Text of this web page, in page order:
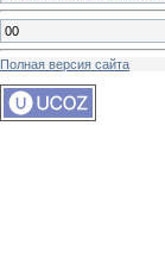
00
Полная версия сайта